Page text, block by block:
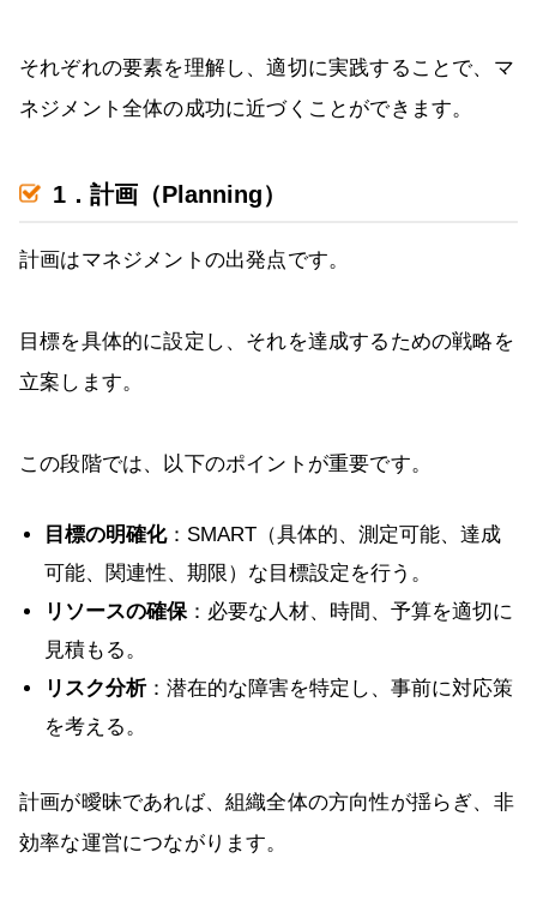
それぞれの要素を理解し、適切に実践することで、マ
ネジメント全体の成功に近づくことができます。
1．計画（Planning）
計画はマネジメントの出発点です。
目標を具体的に設定し、それを達成するための戦略を
立案します。
この段階では、以下のポイントが重要です。
目標の明確化：SMART（具体的、測定可能、達成
可能、関連性、期限）な目標設定を行う。
リソースの確保：必要な人材、時間、予算を適切に
見積もる。
リスク分析：潜在的な障害を特定し、事前に対応策
を考える。
計画が曖昧であれば、組織全体の方向性が揺らぎ、非
効率な運営につながります。